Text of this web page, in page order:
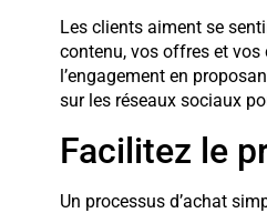
Les clients aiment se
contenu, vos offres et
l’engagement en
sur les réseaux sociaux
Facilitez le
Un processus d’achat